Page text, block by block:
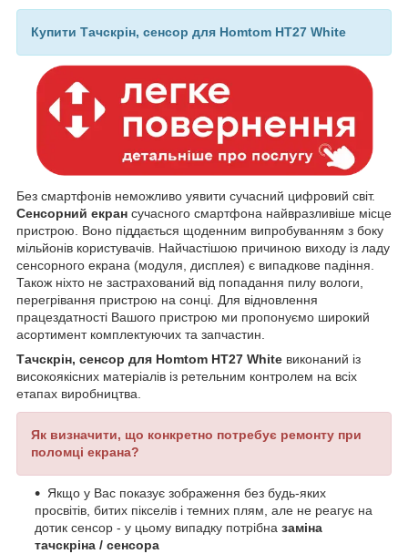
Купити Тачскрін, сенсор для Homtom HT27 White
Без смартфонів неможливо уявити сучасний цифровий світ.
Сенсорний екран сучасного смартфона найвразливіше місце
пристрою. Воно піддається щоденним випробуванням з боку
мільйонів користувачів. Найчастішою причиною виходу із ладу
сенсорного екрана (модуля, дисплея) є випадкове падіння.
Також ніхто не застрахований від попадання пилу вологи,
перегрівання пристрою на сонці. Для відновлення
працездатності Вашого пристрою ми пропонуємо широкий
асортимент комплектуючих та запчастин.
Тачскрін, сенсор для Homtom HT27 White виконаний із
високоякісних матеріалів із ретельним контролем на всіх
етапах виробництва.
Як визначити, що конкретно потребує ремонту при
поломці екрана?
Якщо у Вас показує зображення без будь-яких
просвітів, битих пікселів і темних плям, але не реагує на
дотик сенсор - у цьому випадку потрібна заміна
тачскріна / сенсора